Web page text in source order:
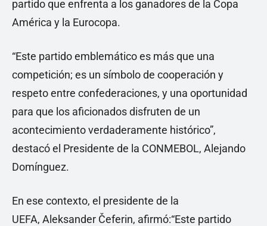
partido que enfrenta a los ganadores de la Copa
América y la Eurocopa.
“Este partido emblemático es más que una
competición; es un símbolo de cooperación y
respeto entre confederaciones, y una oportunidad
para que los aficionados disfruten de un
acontecimiento verdaderamente histórico”,
destacó el Presidente de la CONMEBOL, Alejando
Domínguez.
En ese contexto, el presidente de la
UEFA, Aleksander Čeferin, afirmó:“Este partido